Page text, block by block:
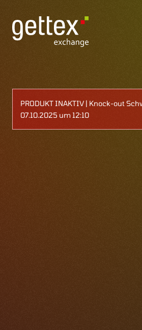
PRODUKT INAKTIV | Knock-out
07.10.2025 um 12:10